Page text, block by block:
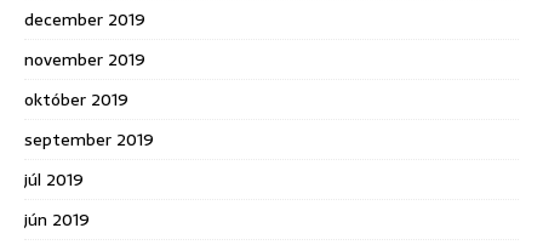
december 2019
november 2019
október 2019
september 2019
júl 2019
jún 2019